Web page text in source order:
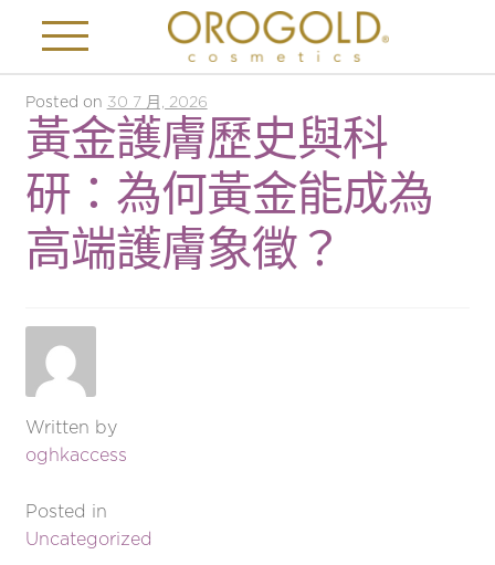
Posted on 30 7 月, 2026
黃金護膚歷史與科
研：為何黃金能成為
高端護膚象徵？
Written by
oghkaccess
Posted in
Uncategorized